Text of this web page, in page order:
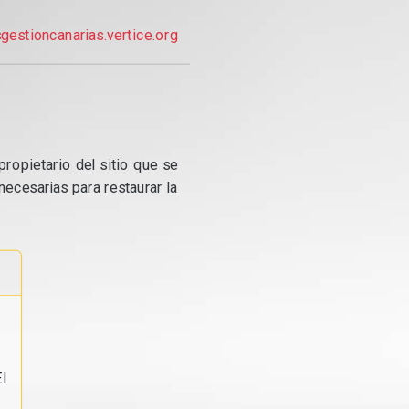
del sitio que se
para restaurar la